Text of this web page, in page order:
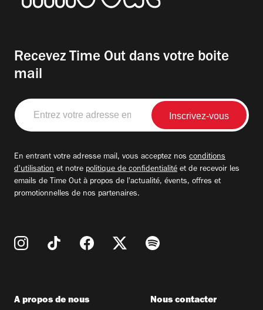
Recevez Time Out dans votre boite
mail
Entrez
votre
adresse
En entrant votre adresse mail, vous acceptez nos conditions
d'utilisation et notre politique de confidentialité et de recevoir les
emails de Time Out à propos de l'actualité, évents, offres et
promotionnelles de nos partenaires.
A propos de nous Nous contacter